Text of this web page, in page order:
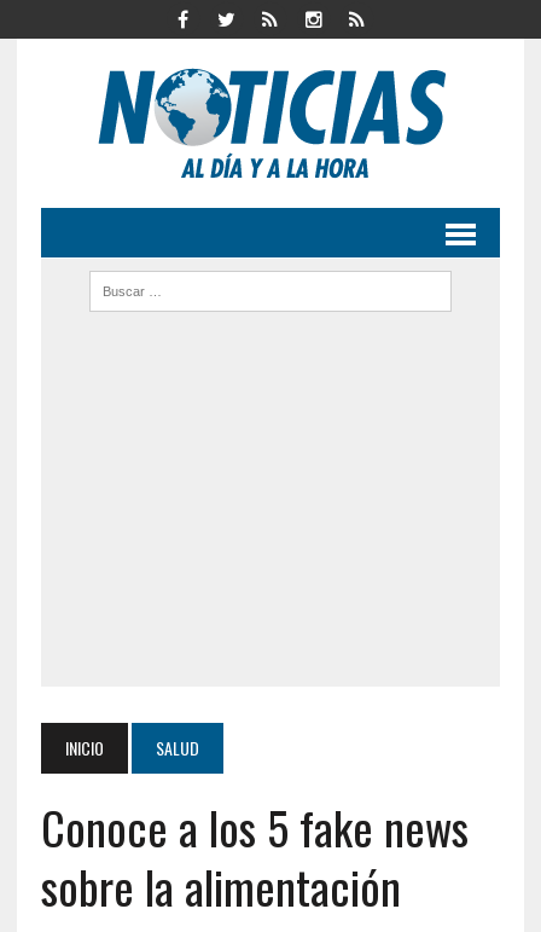
INICIO SALUD
Conoce a los 5 fake news
sobre la alimentación